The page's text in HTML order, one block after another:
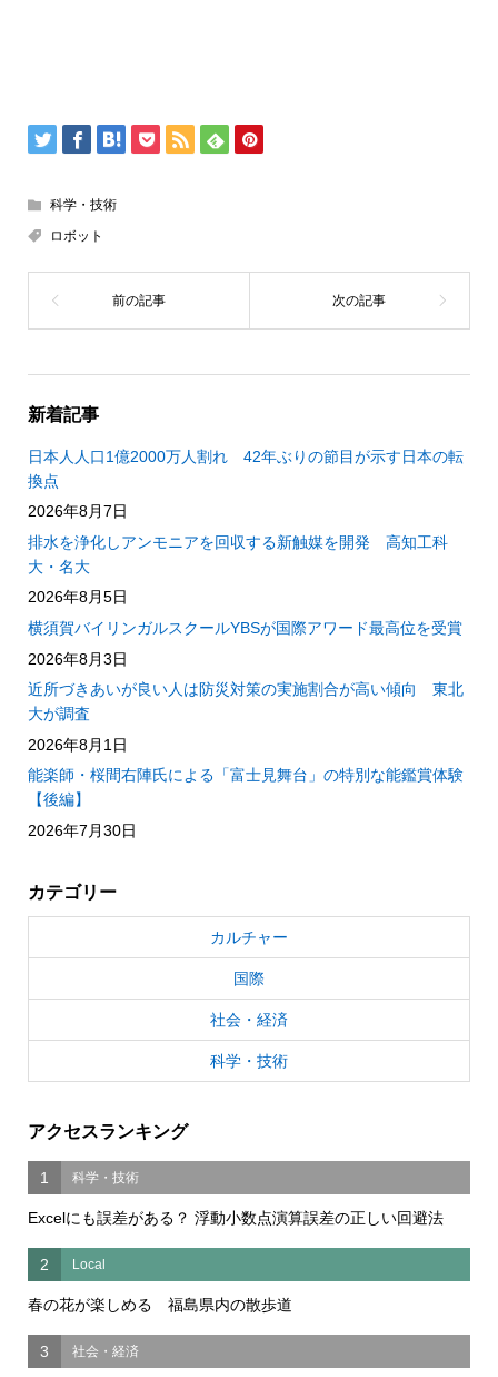
科学・技術
ロボット
新着記事
日本人人口1億2000万人割れ 42年ぶりの節目が示す日本の転
換点
2026年8月7日
排水を浄化しアンモニアを回収する新触媒を開発 高知工科
大・名大
2026年8月5日
横須賀バイリンガルスクールYBSが国際アワード最高位を受賞
2026年8月3日
近所づきあいが良い人は防災対策の実施割合が高い傾向 東北
大が調査
2026年8月1日
能楽師・桜間右陣氏による「富士見舞台」の特別な能鑑賞体験
【後編】
2026年7月30日
カテゴリー
カルチャー
国際
社会・経済
科学・技術
アクセスランキング
1 科学・技術
Excelにも誤差がある？ 浮動小数点演算誤差の正しい回避法
2 Local
春の花が楽しめる 福島県内の散歩道
3 社会・経済